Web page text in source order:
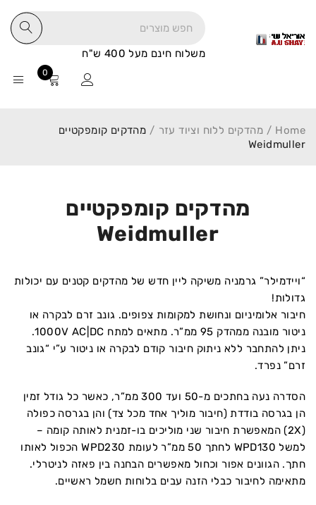
משלוח חינם מעל 400 ש"ח
0
מהדקים קומפקטיים
Weidmuller
Home
/ מהדקים ללוח וציוד עזר / מהדקים קומפקטיים
Weidmuller
“ויידמילר” גרמניה משיקה ליין חדש של מהדקים קטנים עם יכולות
גדולות!
חיבור אלומיניום ונחושת למקומות צפופים. גונב זרם לבקרה או
ניטור מובנה ממהדק 95 ממ”ר. מתאים למתח 1000V AC|DC.
ניתן להתחבר ללא ניתוק חיבור קודם לבקרה או ניטור ע”י “גונב
זרם” נפרד.
הסדרה נעה בחתכים מ-50 ועד 300 ממ”ר, כאשר כל גודל זמין
הן בגרסה בודדת (חיבור מוליך אחד מכל צד) והן בגרסה כפולה
(2X) המאפשרת חיבור שני מוליכים בו-זמנית לאותה קומה –
למשל WPD130 לחתך 50 ממ”ר לעומת WPD230 הכפול לאותו
חתך. הגוונים אפור וכחול מאפשרים הבחנה בין פאזה לניטרלי.
מתאימה לחיבור כבלי הזנה עבים בלוחות חשמל ראשיים.